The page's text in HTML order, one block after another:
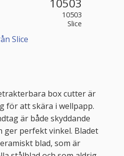
10503
10503
Slice
Slice
box cutter är
för att skära i wellpapp.
är både skyddande
ger perfekt vinkel. Bladet
blad, som är